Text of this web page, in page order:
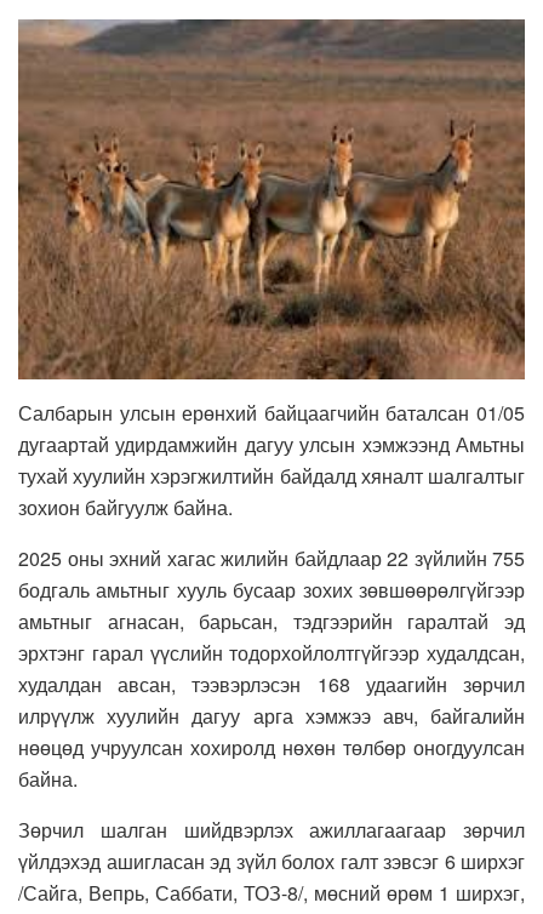
Салбарын улсын ерөнхий байцаагчийн баталсан 01/05
дугаартай удирдамжийн дагуу улсын хэмжээнд Амьтны
тухай хуулийн хэрэгжилтийн байдалд хяналт шалгалтыг
зохион байгуулж байна.
2025 оны эхний хагас жилийн байдлаар 22 зүйлийн 755
бодгаль амьтныг хууль бусаар зохих зөвшөөрөлгүйгээр
амьтныг агнасан, барьсан, тэдгээрийн гаралтай эд
эрхтэнг гарал үүслийн тодорхойлолтгүйгээр худалдсан,
худалдан авсан, тээвэрлэсэн 168 удаагийн зөрчил
илрүүлж хуулийн дагуу арга хэмжээ авч, байгалийн
нөөцөд учруулсан хохиролд нөхөн төлбөр оногдуулсан
байна.
Зөрчил шалган шийдвэрлэх ажиллагаагаар зөрчил
үйлдэхэд ашигласан эд зүйл болох галт зэвсэг 6 ширхэг
/Сайга, Вепрь, Саббати, ТОЗ-8/, мөсний өрөм 1 ширхэг,